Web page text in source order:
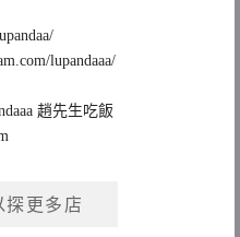
lupandaaa/
趙先生吃飯
探更多店